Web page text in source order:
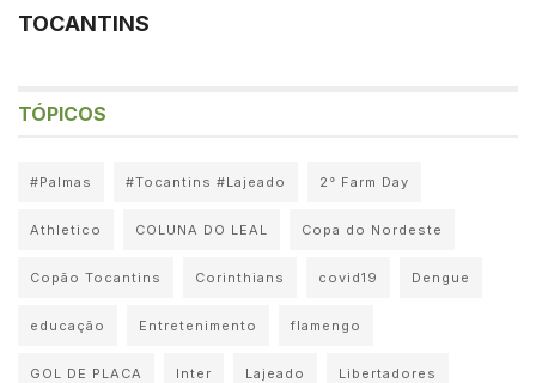
TOCANTINS
TÓPICOS
#Palmas #Tocantins #Lajeado 2° Farm Day
Athletico COLUNA DO LEAL Copa do Nordeste
Copão Tocantins Corinthians covid19 Dengue
educação Entretenimento flamengo
GOL DE PLACA Inter Lajeado Libertadores